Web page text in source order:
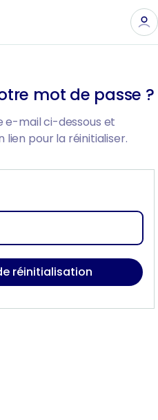
mot de passe ?
e-mail ci-dessous et
lien pour la réinitialiser.
réinitialisation